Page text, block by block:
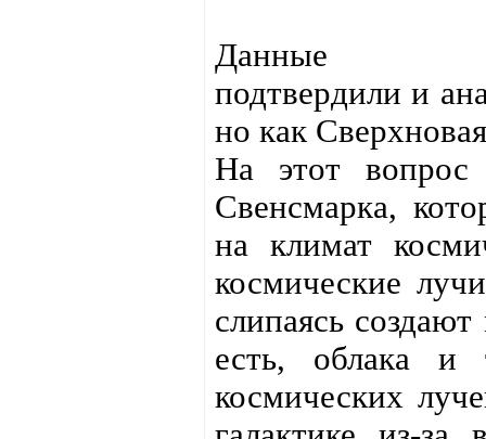
Данные
подтвердили и
но как
На этот вопрос
Свенсмарка,
на климат
космические
слипаясь
есть, облака и
космических